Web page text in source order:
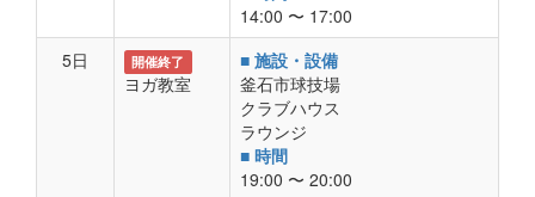
14:00 〜 17:00
5日
開催終了
ヨガ教室
■ 施設・設備
釜石市球技場
クラブハウス
ラウンジ
■ 時間
19:00 〜 20:00